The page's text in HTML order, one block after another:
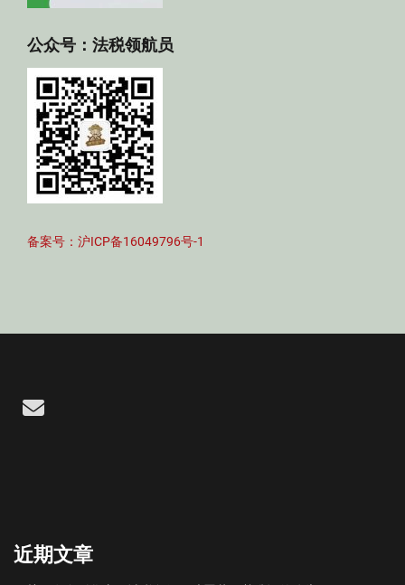
公众号：法税领航员
备案号：沪ICP备16049796号-1
Email
近期文章